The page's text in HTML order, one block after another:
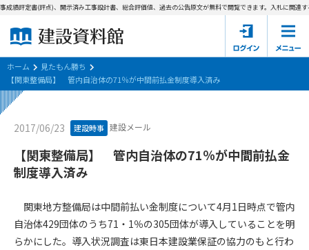
建設資料館とは
東京都の入札資料
国土交通省の入札資料
見たもん勝ち
会員登録について
サポーター会員一覧
績評定書(評点)、開示済み工事設計書、総合評価値、過去の公告原文が無料で閲覧できます。入札に関連す
ホーム
見たもん勝ち
【関東整備局】 管内自治体の71％が中間前払金制度導入済み
2017/06/23 建設時事 建設メール
【関東整備局】 管内自治体の71％が中間前払金
制度導入済み
関東地方整備局は中間前払い金制度について4月1日時点で管内
自治体429団体のうち71・1％の305団体が導入していることを明
らかにした。導入状況調査は東日本建設業保証の協力のもと行わ
第1条（規約の目的）
会員サービスの利用条件等について定めるものです。
2. 管理者が建設資料館WEB上で随時掲載するルールは本規約の
一部を構成するものとします。